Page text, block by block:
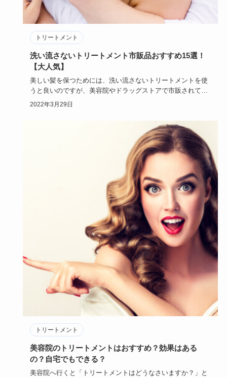
トリートメント
洗い流さないトリートメント市販品おすすめ15選！
【大人気】
美しい髪を保つためには、洗い流さないトリートメントを使
うと良いのですが、美容院やドラッグストアで市販されてい
る洗い流さない…
2022年3月29日
トリートメント
美容院のトリートメントはおすすめ？効果はある
の？自宅でもできる？
美容院へ行くと「トリートメントはどうなさいますか？」と